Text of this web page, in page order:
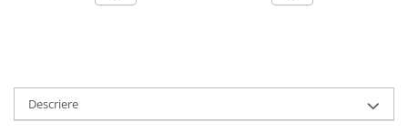
1.7.5. O-ring frana
1.8.2. Cutii viteze
Descriere